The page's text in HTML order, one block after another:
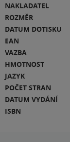
NAKLADATEL
ROZMĚR
DATUM DOTISKU
EAN
VAZBA
HMOTNOST
JAZYK
POČET STRAN
DATUM VYDÁNÍ
ISBN